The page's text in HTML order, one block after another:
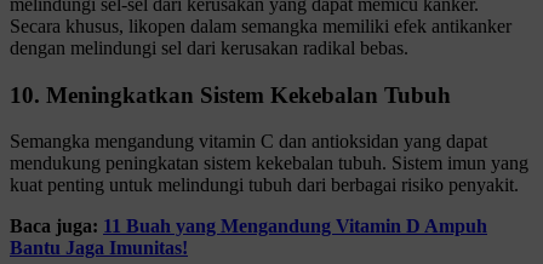
melindungi sel-sel dari kerusakan yang dapat memicu kanker.
Secara khusus, likopen dalam semangka memiliki efek antikanker
dengan melindungi sel dari kerusakan radikal bebas.
10. Meningkatkan Sistem Kekebalan Tubuh
Semangka mengandung vitamin C dan antioksidan yang dapat
mendukung peningkatan sistem kekebalan tubuh. Sistem imun yang
kuat penting untuk melindungi tubuh dari berbagai risiko penyakit.
Baca juga: 11 Buah yang Mengandung Vitamin D Ampuh
Bantu Jaga Imunitas!